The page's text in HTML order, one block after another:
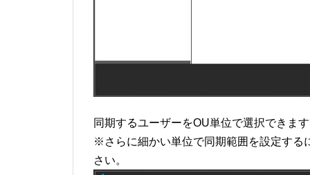
同期するユーザーをOU単位で選択できま
※さらに細かい単位で同期範囲を設定する
さい。